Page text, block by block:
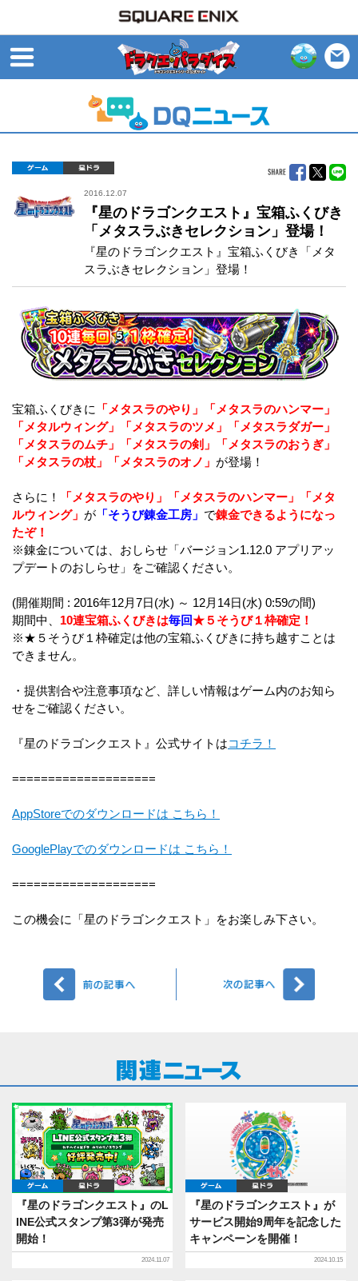
ゲーム
2016.12.07
『星のドラゴンクエスト』宝箱ふくびき
「メタスラぶきセレクション」登場！
『星のドラゴンクエスト』宝箱ふくびき「メタ
スラぶきセレクション」登場！
宝箱ふくびきに
「メタスラのやり」「メタスラのハンマー」
「メタルウィング」「メタスラのツメ」「メタスラダガー」
「メタスラのムチ」「メタスラの剣」「メタスラのおうぎ」
「メタスラの杖」「メタスラのオノ」 が登場！
さらに！
「メタスラのやり」「メタスラのハンマー」「メタ
ルウィング」 が 「そうび錬金工房」 で錬金できるようになっ
たぞ！
※錬金については、おしらせ「バージョン1.12.0 アプリアッ
プデートのおしらせ」をご確認ください。
(開催期間 : 2016年12月7日(水) ～ 12月14日(水) 0:59の間)
期間中、 10連宝箱ふくびきは毎回★５そうび１枠確定！
※★５そうび１枠確定は他の宝箱ふくびきに持ち越すことは
できません。
・提供割合や注意事項など、詳しい情報はゲーム内のお知ら
せをご確認ください。
『星のドラゴンクエスト』公式サイトはコチラ！
====================
AppStoreでのダウンロードは こちら！
GooglePlayでのダウンロードは こちら！
====================
この機会に「星のドラゴンクエスト」をお楽しみ下さい。
ゲーム 星ドラ
『星のドラゴンクエスト』のL
INE公式スタンプ第3弾が発売
開始！
2024.11.07
ゲーム 星ドラ
『星のドラゴンクエスト』が
サービス開始9周年を記念した
キャンペーンを開催！
2024.10.15